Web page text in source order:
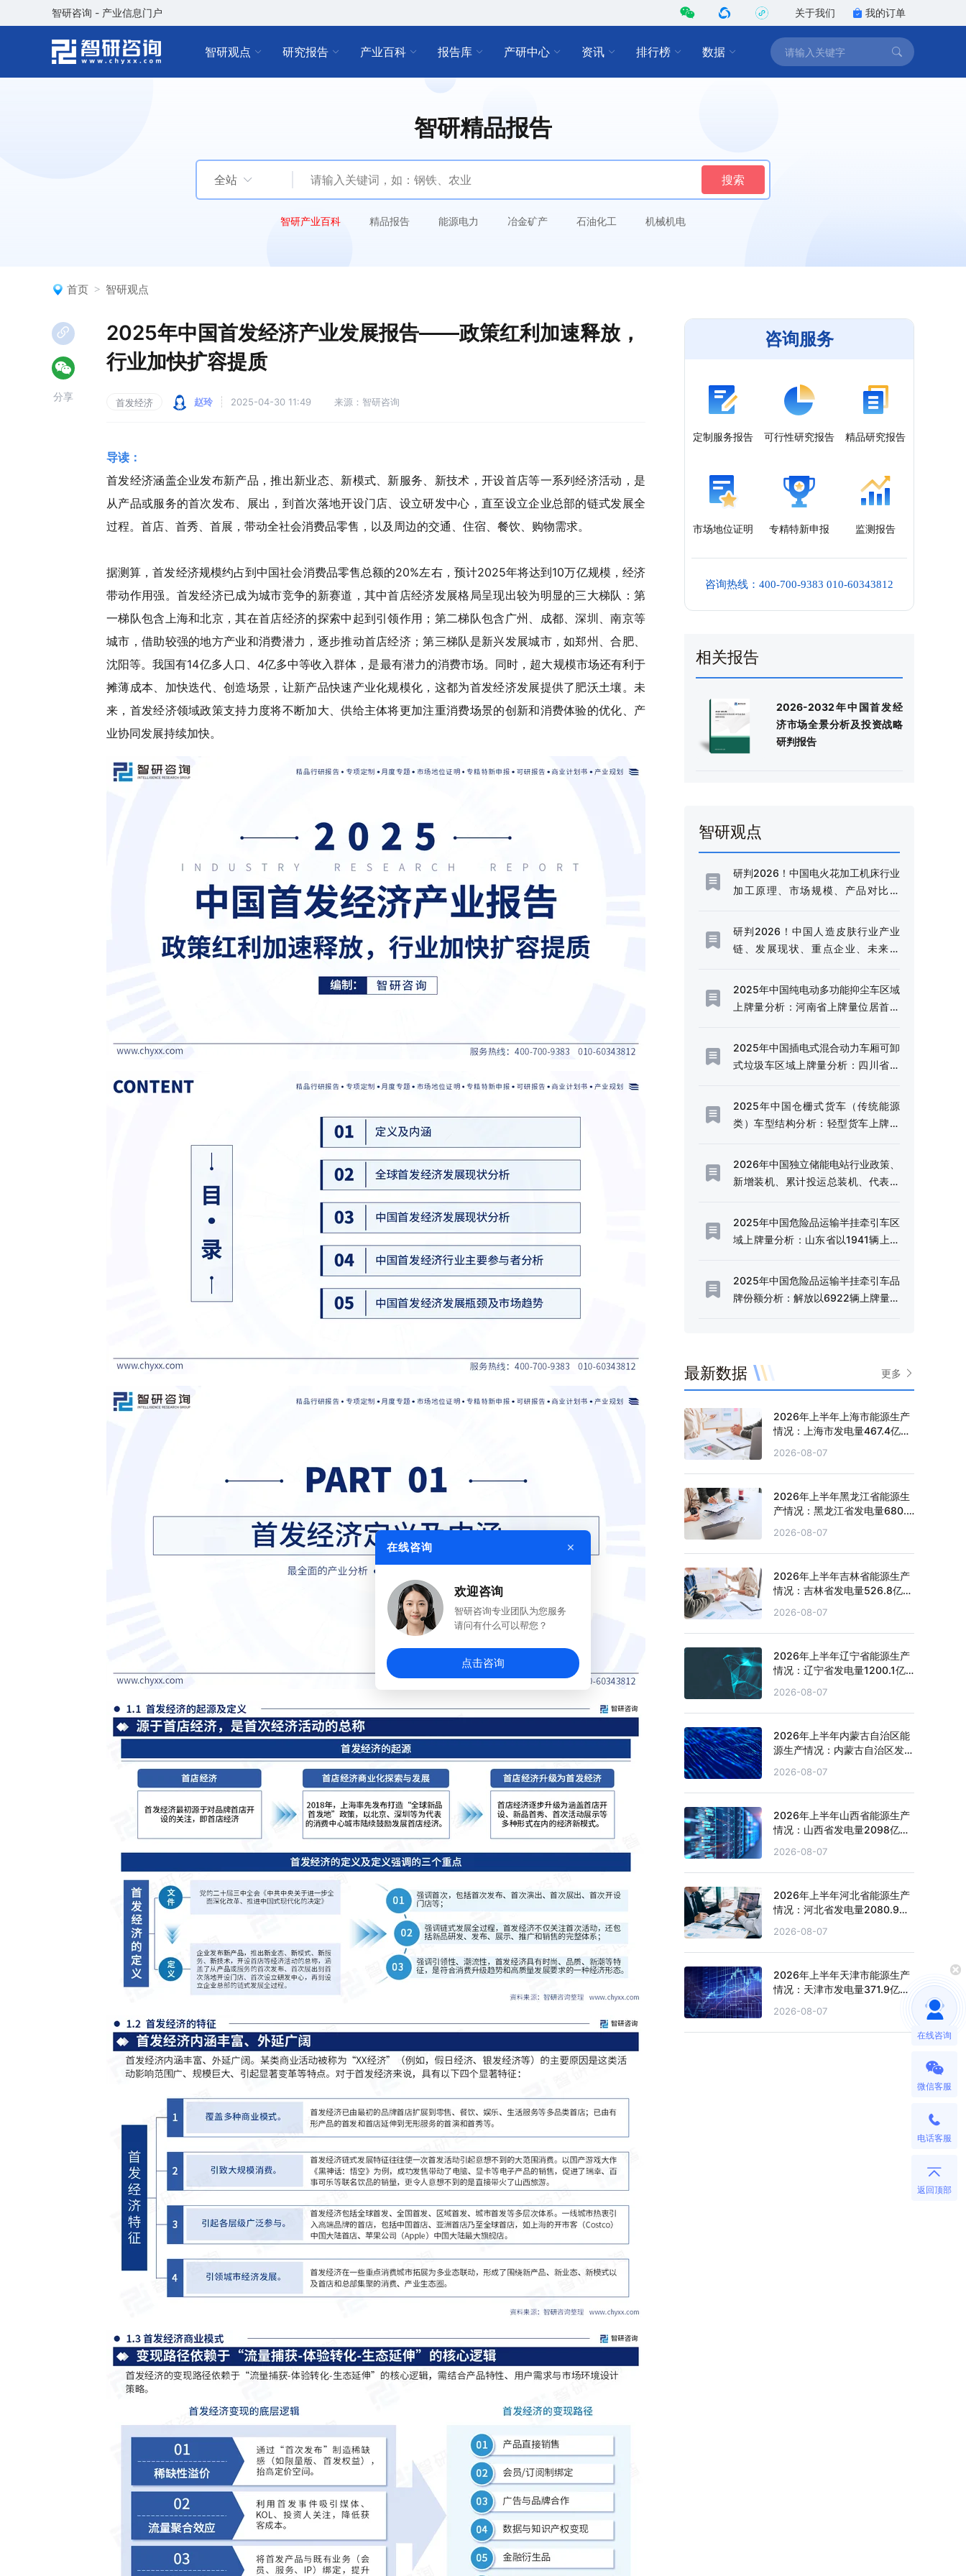
智研咨询 - 产业信息门户 关于我们 我的订单
智研观点 研究报告 产业百科 报告库 产研中心 资讯 排行榜 数据
智研精品报告
全站 搜索
智研产业百科 精品报告 能源电力 冶金矿产 石油化工 机械机电
首页 智研观点
2025年中国首发经济产业发展报告——政策红利加速释放，
行业加快扩容提质
首发经济 赵玲 2025-04-30 11:49 来源：智研咨询
导读：
首发经济涵盖企业发布新产品，推出新业态、新模式、新服务、新技术，开设首店等一系列经济活动，是
从产品或服务的首次发布、展出，到首次落地开设门店、设立研发中心，直至设立企业总部的链式发展全
过程。首店、首秀、首展，带动全社会消费品零售，以及周边的交通、住宿、餐饮、购物需求。
据测算，首发经济规模约占到中国社会消费品零售总额的20%左右，预计2025年将达到10万亿规模，经济
带动作用强。首发经济已成为城市竞争的新赛道，其中首店经济发展格局呈现出较为明显的三大梯队：第
一梯队包含上海和北京，其在首店经济的探索中起到引领作用；第二梯队包含广州、成都、深圳、南京等
城市，借助较强的地方产业和消费潜力，逐步推动首店经济；第三梯队是新兴发展城市，如郑州、合肥、
沈阳等。我国有14亿多人口、4亿多中等收入群体，是最有潜力的消费市场。同时，超大规模市场还有利于
摊薄成本、加快迭代、创造场景，让新产品快速产业化规模化，这都为首发经济发展提供了肥沃土壤。未
来，首发经济领域政策支持力度将不断加大、供给主体将更加注重消费场景的创新和消费体验的优化、产
业协同发展持续加快。
分享
咨询服务
定制服务报告 可行性研究报告 精品研究报告
市场地位证明 专精特新申报 监测报告
咨询热线：400-700-9383 010-60343812
相关报告
2026-2032年中国首发经
济市场全景分析及投资战略
研判报告
智研观点
研判2026！中国电火花加工机床行业
加工原理、市场规模、产品对比分
高端化转型加速推进[图]
研判2026！中国人造皮肤行业产业
链、发展现状、重点企业、未来趋
模持续扩容[图]
2025年中国纯电动多功能抑尘车区域
上牌量分析：河南省上牌量位居首位
2025年中国插电式混合动力车厢可卸
式垃圾车区域上牌量分析：四川省上
2025年中国仓栅式货车（传统能源
类）车型结构分析：轻型货车上牌量
2026年中国独立储能电站行业政策、
新增装机、累计投运总装机、代表企
储能电站迎来规模化发展的战略机遇
期[图]
2025年中国危险品运输半挂牵引车区
域上牌量分析：山东省以1941辆上牌
2025年中国危险品运输半挂牵引车品
牌份额分析：解放以6922辆上牌量、
最新数据 更多
2026年上半年上海市能源生产
情况：上海市发电量467.4亿千
2026-08-07
2026年上半年黑龙江省能源生
产情况：黑龙江省发电量680.4
2026-08-07
2026年上半年吉林省能源生产
情况：吉林省发电量526.8亿千
2026-08-07
2026年上半年辽宁省能源生产
情况：辽宁省发电量1200.1亿
2026-08-07
2026年上半年内蒙古自治区能
源生产情况：内蒙古自治区发电
2.7%
2026-08-07
2026年上半年山西省能源生产
情况：山西省发电量2098亿千
2026-08-07
2026年上半年河北省能源生产
情况：河北省发电量2080.9亿
2026-08-07
2026年上半年天津市能源生产
情况：天津市发电量371.9亿千
2026-08-07
在线咨询
微信客服
电话客服
返回顶部
在线咨询 ×
欢迎咨询
智研咨询专业团队为您服务
请问有什么可以帮您？
点击咨询